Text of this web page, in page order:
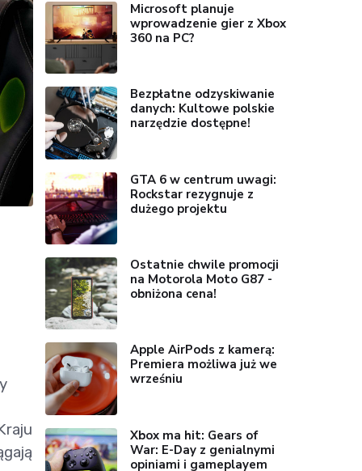
Microsoft planuje
wprowadzenie gier z Xbox
360 na PC?
Bezpłatne odzyskiwanie
danych: Kultowe polskie
narzędzie dostępne!
GTA 6 w centrum uwagi:
Rockstar rezygnuje z
dużego projektu
Ostatnie chwile promocji
na Motorola Moto G87 -
obniżona cena!
Apple AirPods z kamerą:
Premiera możliwa już we
wrześniu
Xbox ma hit: Gears of
War: E-Day z genialnymi
opiniami i gameplayem